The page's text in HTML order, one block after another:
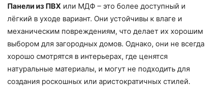
Панели из ПВХ или МДФ – это более доступный и
лёгкий в уходе вариант. Они устойчивы к влаге и
механическим повреждениям, что делает их хорошим
выбором для загородных домов. Однако, они не всегда
хорошо смотрятся в интерьерах, где ценятся
натуральные материалы, и могут не подходить для
создания роскошных или аристократичных стилей.